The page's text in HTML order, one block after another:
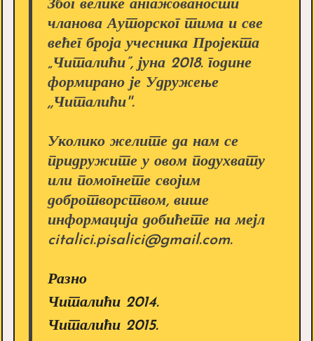
Због велике ангажованости
чланова Ауторског тима и све
већег броја учесника Пројекта
„Читалићи”, јуна 2018. године
формирано је Удружење
,,Читалићи''.
Уколико желите да нам се
придружите у овом подухвату
или помогнете својим
добротворством, више
информација добићете на мејл
citalici.pisalici@gmail.com.
Разно
Читалићи 2014.
Читалићи 2015.